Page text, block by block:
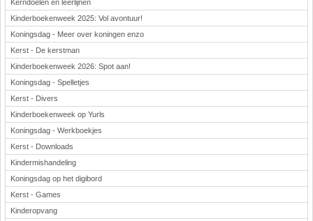
Kerndoelen en leerlijnen
Kinderboekenweek 2025: Vol avontuur!
Koningsdag - Meer over koningen enzo
Kerst - De kerstman
Kinderboekenweek 2026: Spot aan!
Koningsdag - Spelletjes
Kerst - Divers
Kinderboekenweek op Yurls
Koningsdag - Werkboekjes
Kerst - Downloads
Kindermishandeling
Koningsdag op het digibord
Kerst - Games
Kinderopvang